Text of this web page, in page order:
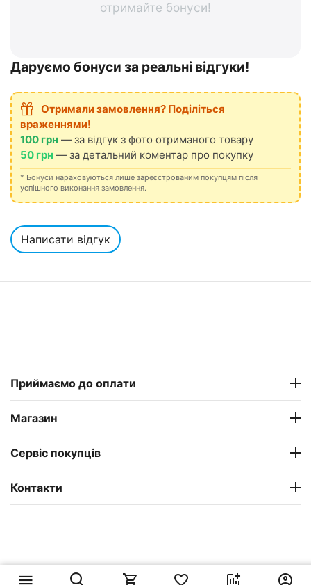
отримайте бонуси!
Даруємо бонуси за реальні відгуки!
Отримали замовлення? Поділіться
враженнями!
100 грн — за відгук з фото отриманого товару
50 грн — за детальний коментар про покупку
* Бонуси нараховуються лише зареєстрованим покупцям після
успішного виконання замовлення.
Написати відгук
Приймаємо до оплати
Магазин
Сервіс покупців
Контакти